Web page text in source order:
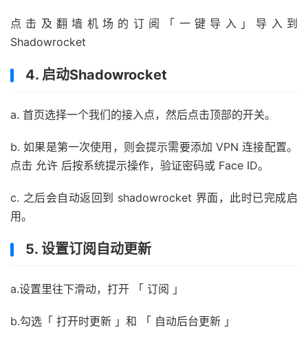
点击及翻墙机场的订阅「一键导入」导入到
Shadowrocket
4. 启动Shadowrocket
a. 首页选择一个我们的接入点，然后点击顶部的开关。
b. 如果是第一次使用，则会提示需要添加 VPN 连接配置。
点击 允许 后按系统提示操作，验证密码或 Face ID。
c. 之后会自动返回到 shadowrocket 界面，此时已完成启
用。
5. 设置订阅自动更新
a.设置里往下滑动，打开 「 订阅 」
b.勾选「 打开时更新 」和 「 自动后台更新 」